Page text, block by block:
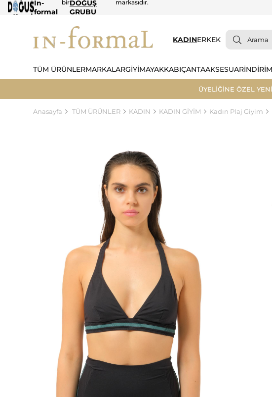
In-
formal
birDOĞUŞ
GRUBU
markasıdır.
KADINERKEK
TÜM ÜRÜNLERMARKALARGİYİMAYAKKABIÇANTAAKSESUARİNDİRİM
ÜYELİĞİNE ÖZEL
Anasayfa TÜM ÜRÜNLER KADIN KADIN GİYİM Kadın Plaj Giyim